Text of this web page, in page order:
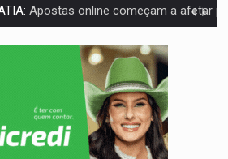
Plantar árvores não será mais suficiente para
LUA:Cientistas alertam para possível base secreta no satélite
COM PEUGEOT: Incêndio destrói carro que era rebocado para oficina
Ladrão é filmado furtando moto na frente do bar
DE PESQUISA: Iniciativa Amazônia+10 lança chamada para fortalecer